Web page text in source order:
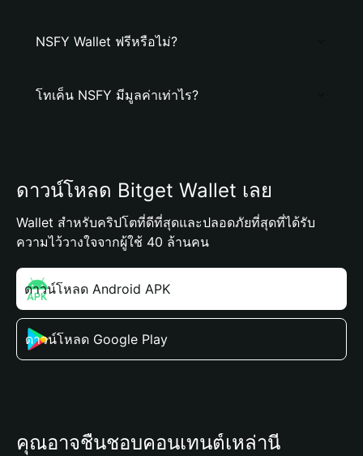
NSFY Wallet ฟรีหรือไม่?
โทเค็น NSFY มีมูลค่าเท่าไร?
ดาวน์โหลด Bitget Wallet เลย
Wallet สำหรับคริปโตที่ดีที่สุดและปลอดภัยที่สุดที่ได้รับ
ความไว้วางใจจากผู้ใช้ 40 ล้านคน
ดาวน์โหลด Android APK
ดาวน์โหลด Google Play
คุณอาจชื่นชอบคอนเทนต์เหล่านี้